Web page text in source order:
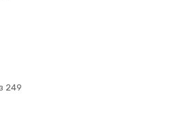
249